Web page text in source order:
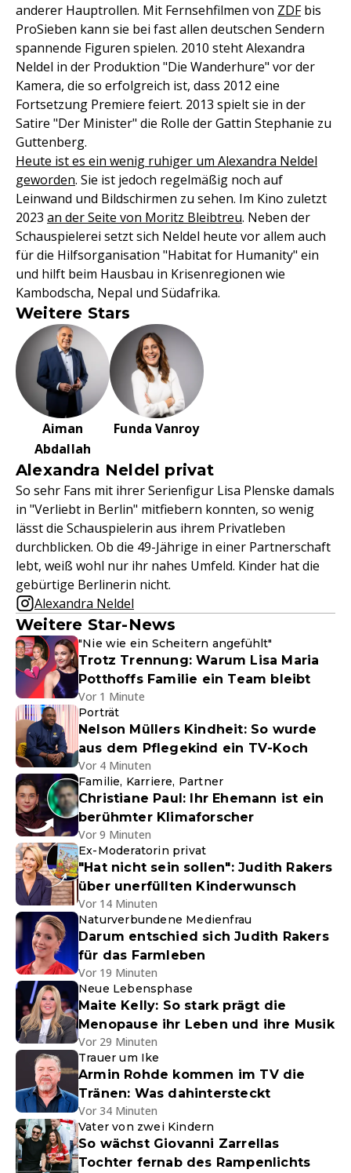
anderer Hauptrollen. Mit Fernsehfilmen von ZDFbis
ProSieben kann sie bei fast allen deutschen Sendern
spannende Figuren spielen. 2010 steht Alexandra
Neldel in der Produktion "Die Wanderhure" vor der
Kamera, die so erfolgreich ist, dass 2012 eine
Fortsetzung Premiere feiert. 2013 spielt sie in der
Satire "Der Minister" die Rolle der Gattin Stephanie zu
Guttenberg.
Heute ist es ein wenig ruhiger um Alexandra Neldel
geworden. Sie ist jedoch regelmäßig noch auf
Leinwand und Bildschirmen zu sehen. Im Kino zuletzt
2023 an der Seite von Moritz Bleibtreu. Neben der
Schauspielerei setzt sich Neldel heute vor allem auch
für die Hilfsorganisation "Habitat for Humanity" ein
und hilft beim Hausbau in Krisenregionen wie
Kambodscha, Nepal und Südafrika.
Weitere Stars
Aiman
Abdallah
Funda Vanroy
Alexandra Neldel privat
So sehr Fans mit ihrer Serienfigur Lisa Plenske damals
in "Verliebt in Berlin" mitfiebern konnten, so wenig
lässt die Schauspielerin aus ihrem Privatleben
durchblicken. Ob die 49-Jährige in einer Partnerschaft
lebt, weiß wohl nur ihr nahes Umfeld. Kinder hat die
gebürtige Berlinerin nicht.
Alexandra Neldel
Weitere Star-News
"Nie wie ein Scheitern angefühlt"
Trotz Trennung: Warum Lisa Maria
Potthoffs Familie ein Team bleibt
Vor 1 Minute
Porträt
Nelson Müllers Kindheit: So wurde
aus dem Pflegekind ein TV-Koch
Vor 4 Minuten
Familie, Karriere, Partner
Christiane Paul: Ihr Ehemann ist ein
berühmter Klimaforscher
Vor 9 Minuten
Ex-Moderatorin privat
"Hat nicht sein sollen": Judith Rakers
über unerfüllten Kinderwunsch
Vor 14 Minuten
Naturverbundene Medienfrau
Darum entschied sich Judith Rakers
für das Farmleben
Vor 19 Minuten
Neue Lebensphase
Maite Kelly: So stark prägt die
Menopause ihr Leben und ihre Musik
Vor 29 Minuten
Trauer um Ike
Armin Rohde kommen im TV die
Tränen: Was dahintersteckt
Vor 34 Minuten
Vater von zwei Kindern
So wächst Giovanni Zarrellas
Tochter fernab des Rampenlichts